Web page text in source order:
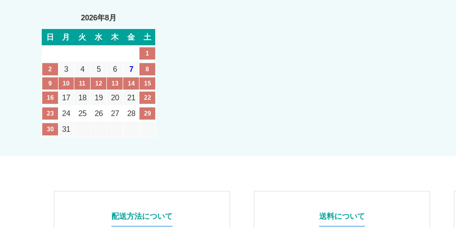
2026年8月
日 月 火 水 木 金 土
1
2 3 4 5 6 7
8
9
10 11 12 13 14
15
16
17 18 19 20 21 22
23 24 25 26 27 28 29
30 31
配送方法について 送料について